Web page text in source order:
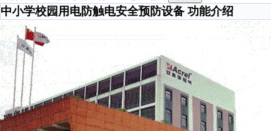
中小学校园用电防触电安全预防设备 功能介绍